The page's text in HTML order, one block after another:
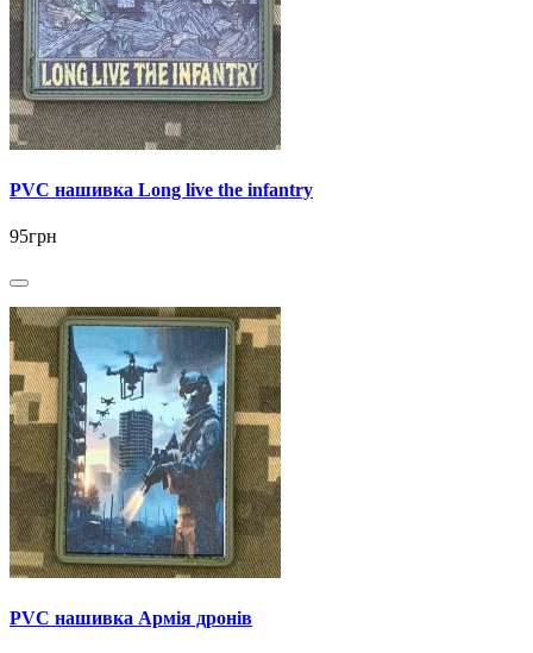
PVC нашивка Long live the infantry
95грн
PVC нашивка Армія дронів